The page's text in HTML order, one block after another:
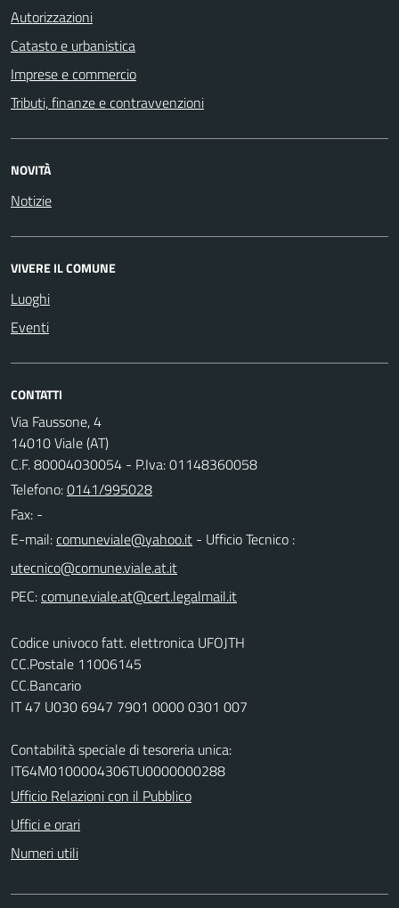
Autorizzazioni
Catasto e urbanistica
Imprese e commercio
Tributi, finanze e contravvenzioni
NOVITÀ
Notizie
VIVERE IL COMUNE
Luoghi
Eventi
CONTATTI
Via Faussone, 4
14010 Viale (AT)
C.F. 80004030054 - P.Iva: 01148360058
Telefono:0141/995028
Fax: -
E-mail:
- Ufficio Tecnico :
PEC:
Codice univoco fatt. elettronica UFOJTH
CC.Postale 11006145
CC.Bancario
IT 47 U030 6947 7901 0000 0301 007
Contabilità speciale di tesoreria unica:
IT64M0100004306TU0000000288
Ufficio Relazioni con il Pubblico
Uffici e orari
Numeri utili